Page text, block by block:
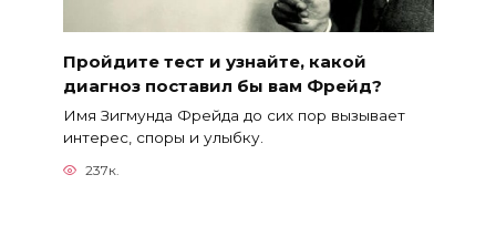
Пройдите тест и узнайте, какой
диагноз поставил бы вам Фрейд?
Имя Зигмунда Фрейда до сих пор вызывает
интерес, споры и улыбку.
237к.